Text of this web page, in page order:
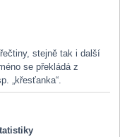
stejně tak i další
se překládá z
„křesťanka“.